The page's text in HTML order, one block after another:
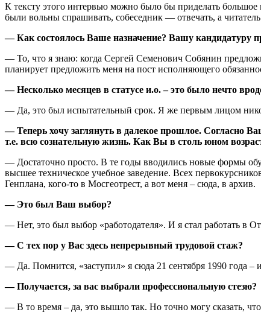
К тексту этого интервью можно было бы приделать
были вольны спрашивать, собеседник — отвечать, а
— Как состоялось Ваше назначение? Вашу
— То, что я знаю: когда Сергей Семенович Собянин
планирует предложить меня на пост исполняющего
— Несколько месяцев в статусе и.о. – это было нечто
— Да, это был испытательный срок. Я же первым лицом
— Теперь хочу заглянуть в далекое прошлое. Согласно
т.е. всю сознательную жизнь. Как Вы в столь юном
— Достаточно просто. В те годы вводились новые формы
высшее техническое учебное заведение. Всех
Генплана, кого-то в Мосгеотрест, а вот меня – сюда, в архив.
— Это был Ваш выбор?
— Нет, это был выбор «работодателя». И я стал работать в
— С тех пор у Вас здесь непрерывный трудовой стаж?
— Да. Помнится, «заступил» я сюда 21 сентября 1990 года –
— Получается, за вас выбрали профессиональную стезю?
— В то время – да, это вышло так. Но точно могу сказать,